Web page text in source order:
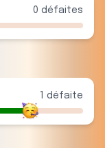
0 défaites
défaite